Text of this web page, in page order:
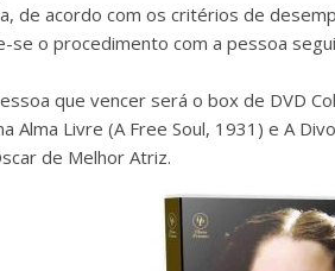
de acordo com os critérios de
o procedimento com a pessoa
que vencer será o box de DVD
Alma Livre (A Free Soul, 1931) e A
de Melhor Atriz.